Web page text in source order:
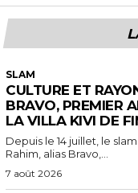
SLAM
CULTURE ET
BRAVO, PREMIER
LA VILLA KIVI DE
Depuis le 14 juillet, le
Rahim, alias Bravo,...
7 août 2026